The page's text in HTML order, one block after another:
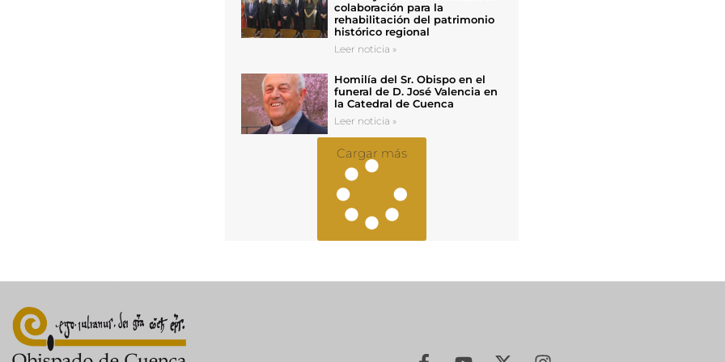
colaboración para la
rehabilitación del patrimonio
histórico regional
Leer noticia »
Homilía del Sr. Obispo en el
funeral de D. José Valencia en
la Catedral de Cuenca
Leer noticia »
Cargar más